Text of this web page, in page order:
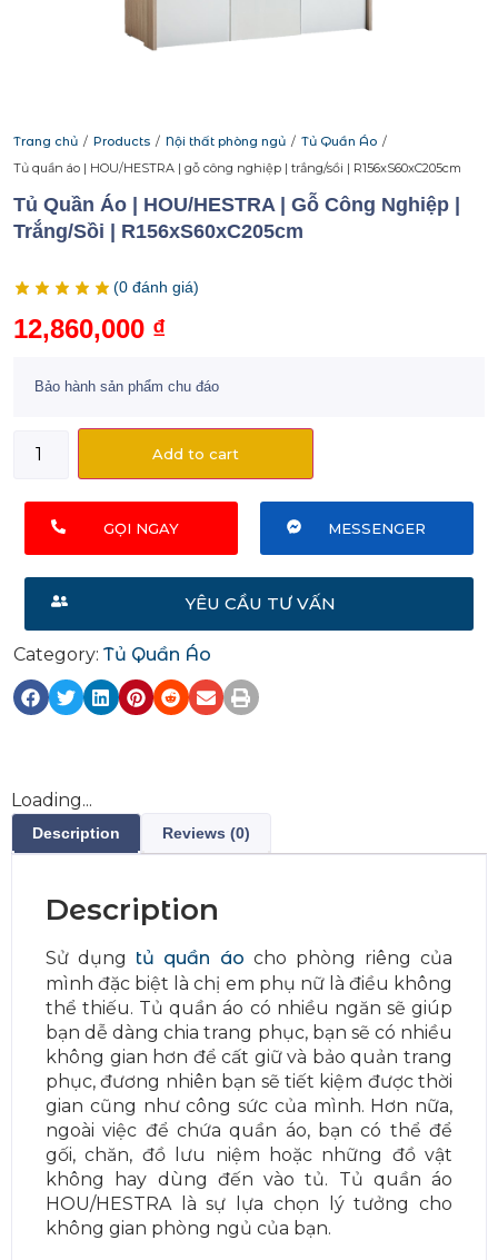
Trang chủ / Products / Nội thất phòng ngủ / Tủ Quần Áo /
Tủ quần áo | HOU/HESTRA | gỗ công nghiệp | trắng/sồi | R156xS60xC205cm
Tủ Quần Áo | HOU/HESTRA | Gỗ Công Nghiệp |
Trắng/sồi | R156xS60xC205cm
(0 đánh giá)
12,860,000 ₫
Bảo hành sản phẩm chu đáo
Add to cart
GỌI NGAY MESSENGER
YÊU CẦU TƯ VẤN
Category: Tủ Quần Áo
Loading...
Description Reviews (0)
Description
Sử dụng tủ quần áo cho phòng riêng của
mình đặc biệt là chị em phụ nữ là điều không
thể thiếu. Tủ quần áo có nhiều ngăn sẽ giúp
bạn dễ dàng chia trang phục, bạn sẽ có nhiều
không gian hơn để cất giữ và bảo quản trang
phục, đương nhiên bạn sẽ tiết kiệm được thời
gian cũng như công sức của mình. Hơn nữa,
ngoài việc để chứa quần áo, bạn có thể để
gối, chăn, đồ lưu niệm hoặc những đồ vật
không hay dùng đến vào tủ. Tủ quần áo
HOU/HESTRA là sự lựa chọn lý tưởng cho
không gian phòng ngủ của bạn.